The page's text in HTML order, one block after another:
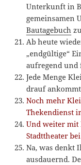
Unterkunft in
gemeinsamen
Bautagebuch
Ab heute
„endgültige“
aufregend und
Jede Menge
drauf
Noch mehr
Thekendienst
Und weiter mit
Stadttheater
Na, was denkt
ausdauernd.